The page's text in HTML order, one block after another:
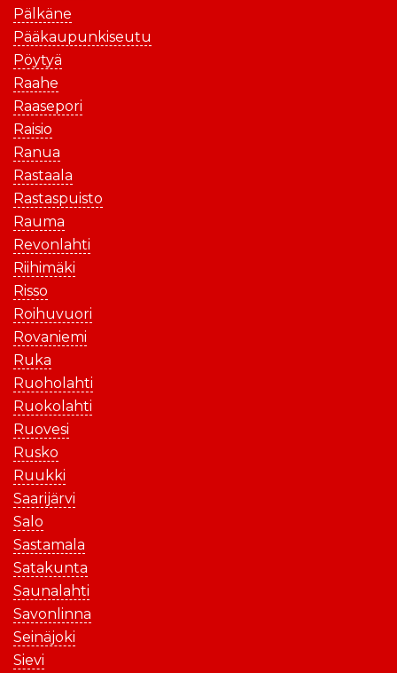
Pälkäne
Pääkaupunkiseutu
Pöytyä
Raahe
Raasepori
Raisio
Ranua
Rastaala
Rastaspuisto
Rauma
Revonlahti
Riihimäki
Risso
Roihuvuori
Rovaniemi
Ruka
Ruoholahti
Ruokolahti
Ruovesi
Rusko
Ruukki
Saarijärvi
Salo
Sastamala
Satakunta
Saunalahti
Savonlinna
Seinäjoki
Sievi